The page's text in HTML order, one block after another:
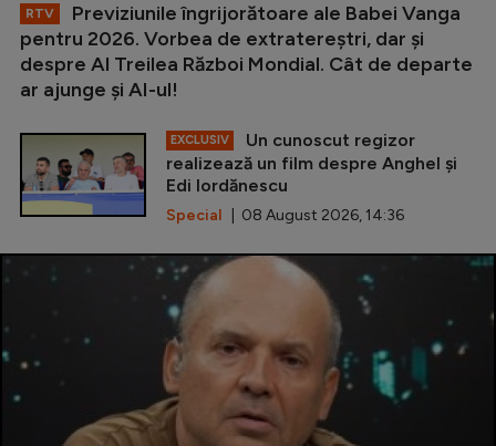
RTV
Previziunile îngrijorătoare ale Babei Vanga
pentru 2026. Vorbea de extratereștri, dar și
despre Al Treilea Război Mondial. Cât de departe
ar ajunge și AI-ul!
EXCLUSIV
Un cunoscut regizor
realizează un film despre Anghel și
Edi Iordănescu
Special | 08 August 2026, 14:36